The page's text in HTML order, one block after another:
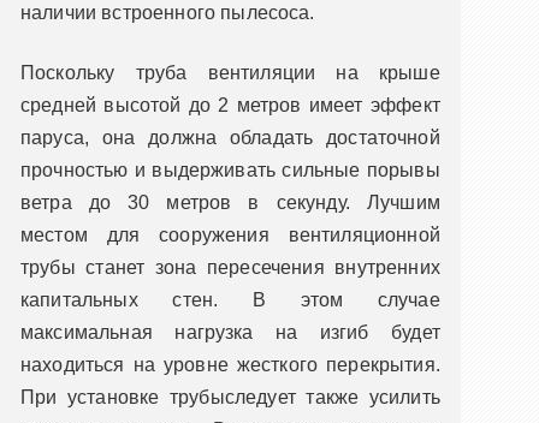
наличии встроенного пылесоса.
Поскольку труба вентиляции на крыше
средней высотой до 2 метров имеет эффект
паруса, она должна обладать достаточной
прочностью и выдерживать сильные порывы
ветра до 30 метров в секунду. Лучшим
местом для сооружения вентиляционной
трубы станет зона пересечения внутренних
капитальных стен. В этом случае
максимальная нагрузка на изгиб будет
находиться на уровне жесткого перекрытия.
При установке трубыследует также усилить